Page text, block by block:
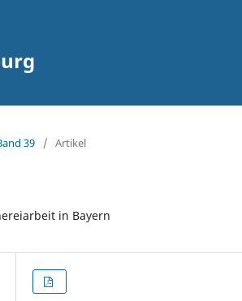
39 / Artikel
in Bayern